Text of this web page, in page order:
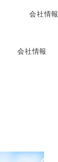
会社情報
会社情報